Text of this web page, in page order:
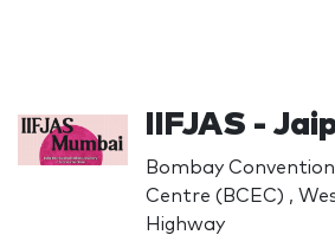
IIFJAS -
Bombay
Centre (BCEC) ,
Highway